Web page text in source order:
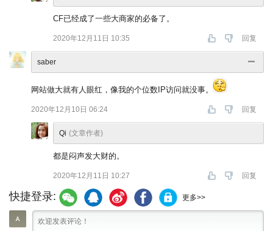
CF已经成了一些大商家的必备了。
2020年12月11日 10:35 回复
saber
网站做大就有人眼红，像我的个位数IP访问就没事。
2020年12月10日 06:24 回复
Qi (文章作者)
都是闷声发大财的。
2020年12月11日 10:27 回复
快捷登录: 更多>>